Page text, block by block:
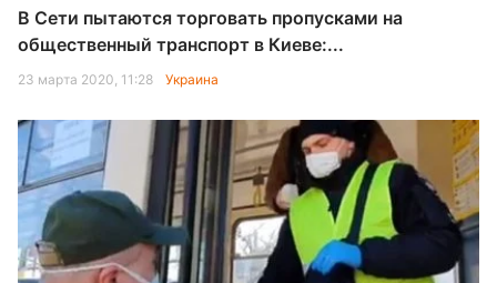
В Сети пытаются торговать пропусками на
общественный транспорт в Киеве:...
23 марта 2020, 11:28 Украина